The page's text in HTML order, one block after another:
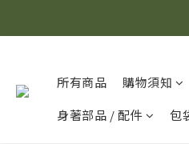
所有商品 購物須知
身著部品 / 配件
包